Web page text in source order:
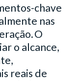
chave
nas
O
o alcance,
reais de